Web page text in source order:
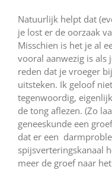
Natuurlijk helpt dat
je lost er de oorzaak
Misschien is het je al
vooral aanwezig is als
reden dat je vroeger
uitsteken. Ik geloof
tegenwoordig,
de tong aflezen. (Zo
geneeskunde een
dat er een
spijsverteringskanaal
meer de groef naar